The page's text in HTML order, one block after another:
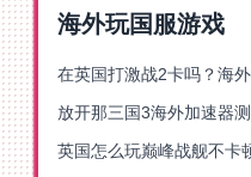
海外玩国服游戏